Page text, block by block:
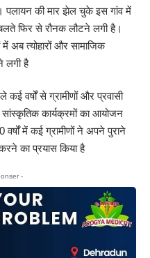
पलायन की मार झेल चुके इस गांव में
फिर से रौनक लौटने लगी है।
अब त्योहारों और सामाजिक
लगी है
कई वर्षों से ग्रामीणों और प्रवासी
सांस्कृतिक कार्यक्रमों का आयोजन
वर्षों में कई ग्रामीणों ने अपने पुराने
का प्रयास किया है
-